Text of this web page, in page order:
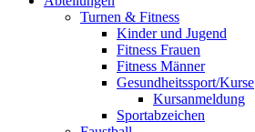
Turnen & Fitness
Kinder und Jugend
Fitness Frauen
Fitness Männer
Gesundheitssport/Kurse
Kursanmeldung
Sportabzeichen